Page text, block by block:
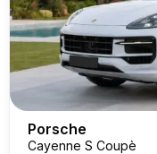
Porsche
Cayenne S Coupè